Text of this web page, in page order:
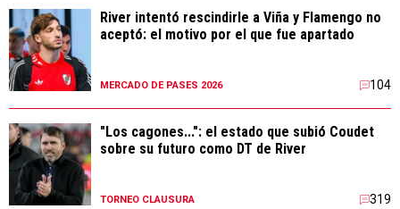
River intentó rescindirle a Viña y Flamengo no
aceptó: el motivo por el que fue apartado
MERCADO DE PASES 2026 104
"Los cagones...": el estado que subió Coudet
sobre su futuro como DT de River
TORNEO CLAUSURA 319